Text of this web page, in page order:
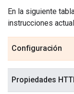
En la siguiente
instrucciones
Configuración
Propiedades